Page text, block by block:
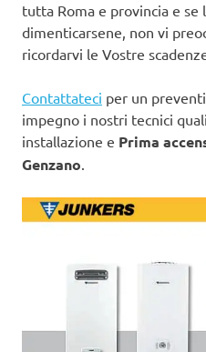
tutta Roma e provincia e se
dimenticarsene, non vi
ricordarvi le Vostre
Contattateci per un
impegno i nostri tecnici
installazione e Prima
Genzano.